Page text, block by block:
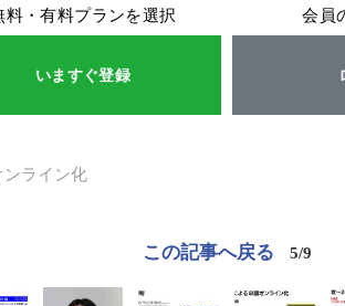
料・有料プランを選択
いますぐ登録
会員
ンライン化
この記事へ戻る 5/9